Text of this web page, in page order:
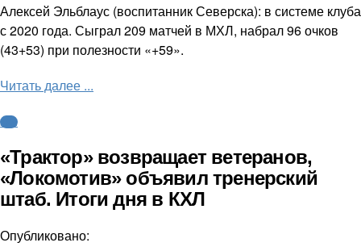
Алексей Эльблаус (воспитанник Северска): в системе клуба
с 2020 года. Сыграл 209 матчей в МХЛ, набрал 96 очков
(43+53) при полезности «+59».
Читать далее ...
КХЛ
«Трактор» возвращает ветеранов,
«Локомотив» объявил тренерский
штаб. Итоги дня в КХЛ
Опубликовано: